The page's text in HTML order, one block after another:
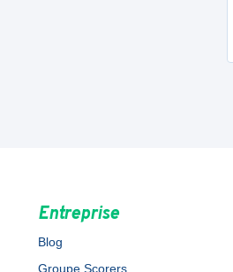
Entreprise
Blog
Groupe Scorers